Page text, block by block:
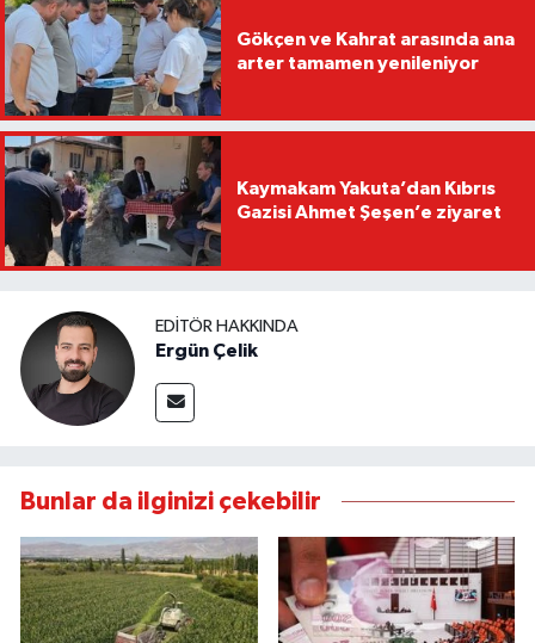
Gökçen ve Kahrat arasında ana
arter tamamen yenileniyor
Kaymakam Yakuta’dan Kıbrıs
Gazisi Ahmet Şeşen’e ziyaret
EDITÖR HAKKINDA
Ergün Çelik
Bunlar da ilginizi çekebilir